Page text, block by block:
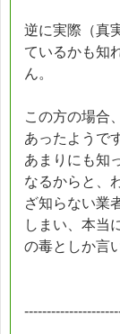
逆に実際（真
ているかも知
ん。
この方の場合
あったようで
あまりにも知
なるからと、
ざ知らない業
しまい、本当
の毒としか言